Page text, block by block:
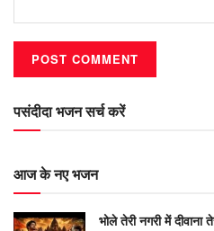
पसंदीदा भजन सर्च करें
आज के नए भजन
भोले तेरी नगरी में दीवाना